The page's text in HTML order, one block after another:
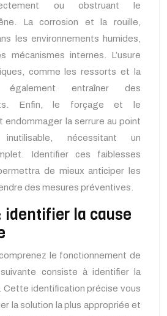
ou obstruant le
La corrosion et la rouille,
les environnements humides,
mécanismes internes. L’usure
comme les ressorts et la
entraîner des
Enfin, le forçage et le
endommager la serrure au point
nécessitant un
Identifier ces faiblesses
de mieux anticiper les
des mesures préventives.
identifier la cause
le fonctionnement de
suivante consiste à identifier la
Cette identification précise vous
la solution la plus appropriée et